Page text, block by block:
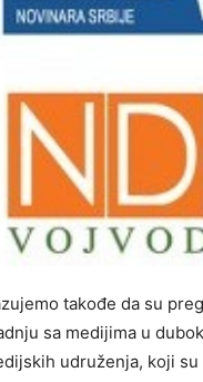
takođe da su
sa medijima u
udruženja, koji